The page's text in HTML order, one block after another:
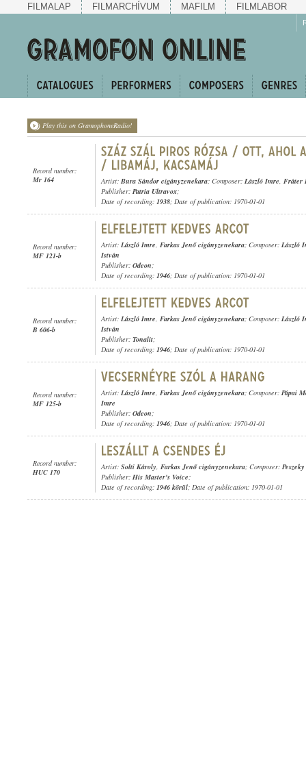
FILMALAP FILMARCHÍVUM MAFILM FILMLABOR
Play this on GramophoneRadio!
Record number:
Mr 164
Artist: Bura Sándor cigányzenekara; Composer: László Imre, Fráter
Publisher: Patria Ultravox;
Date of recording: 1938; Date of publication: 1970-01-01
Record number:
MF 121-b
Artist: László Imre, Farkas Jenő cigányzenekara; Composer: László
István
Publisher: Odeon;
Date of recording: 1946; Date of publication: 1970-01-01
Record number:
B 606-b
Artist: László Imre, Farkas Jenő cigányzenekara; Composer: László
István
Publisher: Tonalit;
Date of recording: 1946; Date of publication: 1970-01-01
Record number:
MF 125-b
Artist: László Imre, Farkas Jenő cigányzenekara; Composer: Pápai
Imre
Publisher: Odeon;
Date of recording: 1946; Date of publication: 1970-01-01
Record number:
HUC 170
Artist: Solti Károly, Farkas Jenő cigányzenekara; Composer:
Publisher: His Master's Voice;
Date of recording: 1946 körül; Date of publication: 1970-01-01